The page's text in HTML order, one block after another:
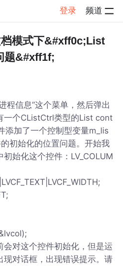
登录 频道
情
模式下&#xff0c;List
题&#xff1f;
程信息”这个菜单，然后弹出
一个CListCtrl类型的List cont
添加了一个控制型变量m_lis
初始化的位置问题。开始我
始化这个控件：LV_COLUM
对这个控件初始化，但是运
现对话框，出现错误提示。请